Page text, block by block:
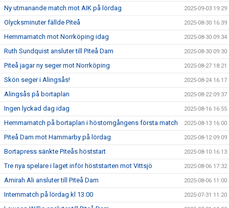
Ny utmanande match mot AIK på lördag 2025-09-03 19:29
Olycksminuter fällde Piteå 2025-08-30 16:39
Hemmamatch mot Norrköping idag 2025-08-30 09:34
Ruth Sundquist ansluter till Piteå Dam 2025-08-30 09:30
Piteå jagar ny seger mot Norrköping 2025-08-27 18:21
Skön seger i Alingsås! 2025-08-24 16:17
Alingsås på bortaplan 2025-08-22 09:37
Ingen lyckad dag idag 2025-08-16 16:55
Hemmamatch på bortaplan i höstomgångens första match 2025-08-13 16:00
Piteå Dam mot Hammarby på lördag 2025-08-12 09:09
Bortapress sänkte Piteås höststart 2025-08-10 16:13
Tre nya spelare i laget inför höststarten mot Vittsjö 2025-08-06 17:32
Amirah Ali ansluter till Piteå Dam 2025-08-06 11:00
Internmatch på lördag kl 13:00 2025-07-31 11:20